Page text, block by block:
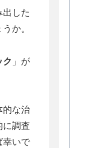
した
か。
ク 」が
的な治
に調査
幸いで